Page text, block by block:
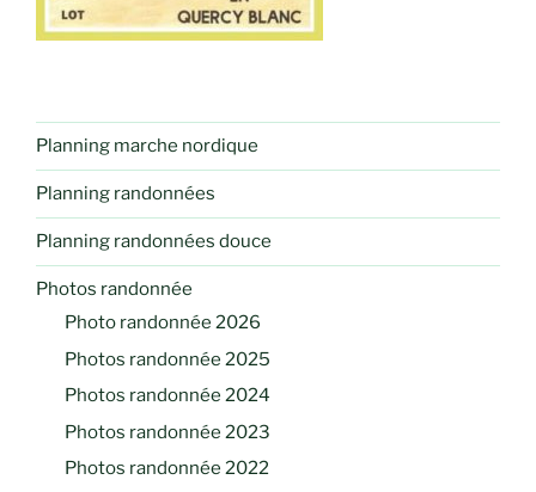
Planning marche nordique
Planning randonnées
Planning randonnées douce
Photos randonnée
Photo randonnée 2026
Photos randonnée 2025
Photos randonnée 2024
Photos randonnée 2023
Photos randonnée 2022